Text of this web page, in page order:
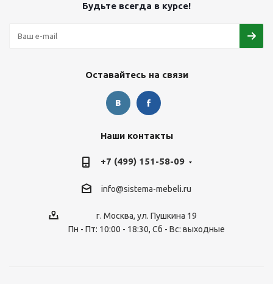
Будьте всегда в курсе!
Оставайтесь на связи
Наши контакты
+7 (499) 151-58-09
info@sistema-mebeli.ru
г. Москва, ул. Пушкина 19
Пн - Пт: 10:00 - 18:30, Сб - Вс: выходные